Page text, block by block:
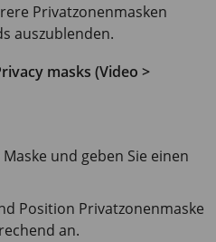
Privatzonenmasken
auszublenden.
masks (Video >
und geben Sie einen
Position Privatzonenmaske
an.